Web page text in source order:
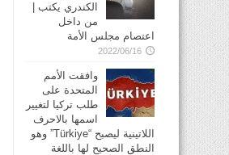
الكندري يكتب |
من داخل
اعتصام مجلس الأمة
2022/06/16
وافقت الأمم
المتحدة على
طلب تركيا لتغيير
اسمها بالاحرف
اللاتينية ليصبح “Türkiye” وهو
النطق الصحيح لها باللغة